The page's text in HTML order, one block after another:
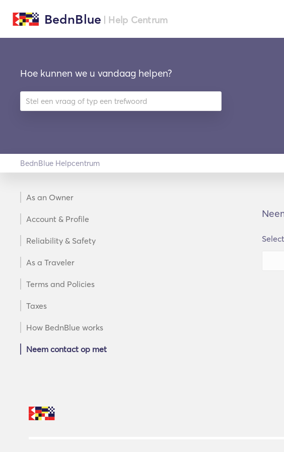
BednBlue | Help Centrum
Hoe kunnen we u vandaag helpen?
BednBlue Helpcentrum
As an Owner
Account & Profile
Reliability & Safety
As a Traveler
Terms and Policies
Taxes
How BednBlue works
Neem contact op met